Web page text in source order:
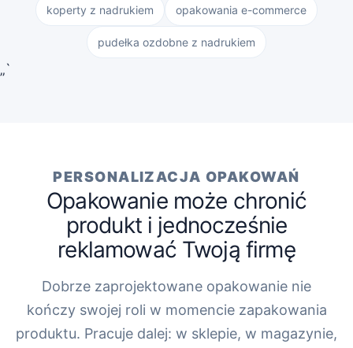
koperty z nadrukiem opakowania e-commerce
pudełka ozdobne z nadrukiem
„`
PERSONALIZACJA OPAKOWAŃ
Opakowanie może chronić
produkt i jednocześnie
reklamować Twoją firmę
Dobrze zaprojektowane opakowanie nie
kończy swojej roli w momencie zapakowania
produktu. Pracuje dalej: w sklepie, w magazynie,